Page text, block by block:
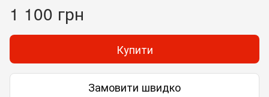
1 100 грн
Купити
Замовити швидко